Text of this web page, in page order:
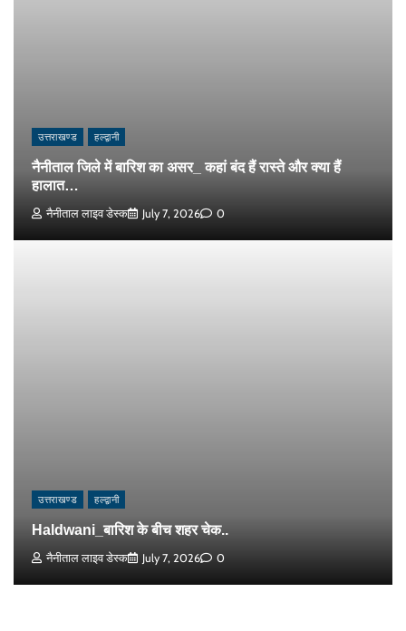
उत्तराखण्ड हल्द्वानी
नैनीताल जिले में बारिश का असर_ कहां बंद हैं रास्ते और क्या हैं
हालात…
नैनीताल लाइव डेस्क July 7, 2026 0
उत्तराखण्ड हल्द्वानी
Haldwani_बारिश के बीच शहर चेक..
नैनीताल लाइव डेस्क July 7, 2026 0